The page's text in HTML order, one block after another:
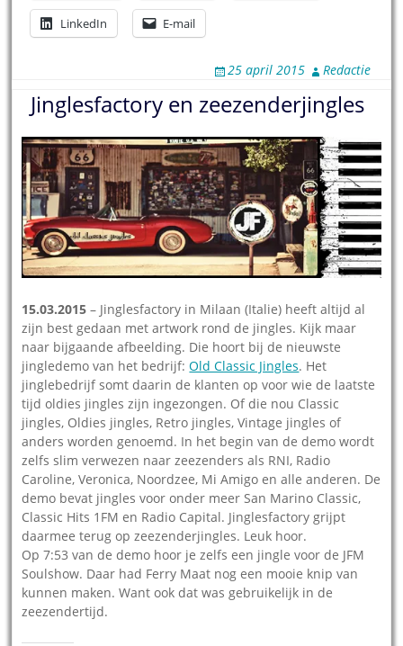
LinkedIn E-mail
25 april 2015 Redactie
Jinglesfactory en zeezenderjingles
15.03.2015 – Jinglesfactory in Milaan (Italie) heeft altijd al
zijn best gedaan met artwork rond de jingles. Kijk maar
naar bijgaande afbeelding. Die hoort bij de nieuwste
jingledemo van het bedrijf:Old Classic Jingles. Het
jinglebedrijf somt daarin de klanten op voor wie de laatste
tijd oldies jingles zijn ingezongen. Of die nou Classic
jingles, Oldies jingles, Retro jingles, Vintage jingles of
anders worden genoemd. In het begin van de demo wordt
zelfs slim verwezen naar zeezenders als RNI, Radio
Caroline, Veronica, Noordzee, Mi Amigo en alle anderen. De
demo bevat jingles voor onder meer San Marino Classic,
Classic Hits 1FM en Radio Capital. Jinglesfactory grijpt
daarmee terug op zeezenderjingles. Leuk hoor.
Op 7:53 van de demo hoor je zelfs een jingle voor de JFM
Soulshow. Daar had Ferry Maat nog een mooie knip van
kunnen maken. Want ook dat was gebruikelijk in de
zeezendertijd.